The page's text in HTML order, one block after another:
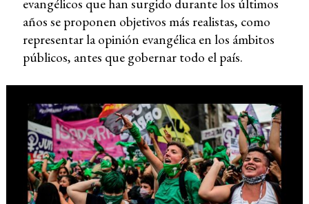
evangélicos que han surgido durante los últimos
años se proponen objetivos más realistas, como
representar la opinión evangélica en los ámbitos
públicos, antes que gobernar todo el país.